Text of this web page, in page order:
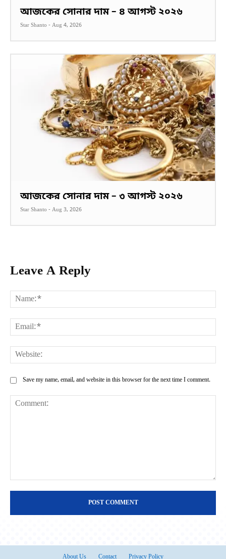
আজকের সোনার দাম – ৪ আগস্ট ২০২৬
Star Shanto - Aug 4, 2026
আজকের সোনার দাম – ৩ আগস্ট ২০২৬
Star Shanto - Aug 3, 2026
Leave A Reply
Save my name, email, and website in this browser for the next time I comment.
About Us Contact Privacy Policy